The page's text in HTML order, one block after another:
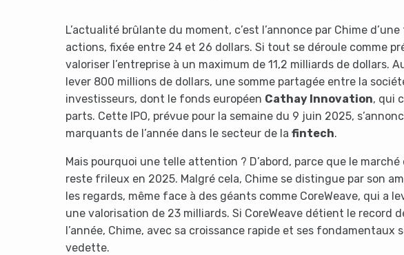
L’actualité brûlante du moment, c’est l’annonce par Chime
actions, fixée entre 24 et 26 dollars. Si tout se déroule comme
valoriser l’entreprise à un maximum de 11,2 milliards de dollars.
lever 800 millions de dollars, une somme partagée entre la
investisseurs, dont le fonds européen Cathay Innovation, qui
parts. Cette IPO, prévue pour la semaine du 9 juin 2025,
marquants de l’année dans le secteur de la fintech.
Mais pourquoi une telle attention ? D’abord, parce que le
reste frileux en 2025. Malgré cela, Chime se distingue par son
les regards, même face à des géants comme CoreWeave, qui a
une valorisation de 23 milliards. Si CoreWeave détient le record
l’année, Chime, avec sa croissance rapide et ses fondamentaux
vedette.